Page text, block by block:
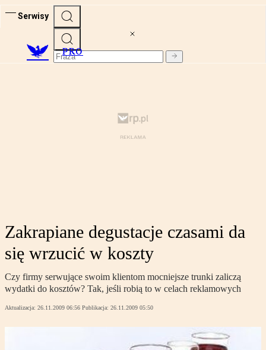
Serwisy
PRO
Zakrapiane degustacje czasami da
się wrzucić w koszty
Czy firmy serwujące swoim klientom mocniejsze trunki zaliczą
wydatki do kosztów? Tak, jeśli robią to w celach reklamowych
Aktualizacja: 26.11.2009 06:56 Publikacja: 26.11.2009 05:50